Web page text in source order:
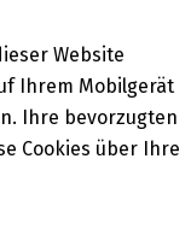
Website
Ihrem Mobilgerät
Ihre bevorzugten
Cookies über Ihre